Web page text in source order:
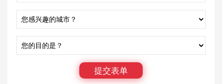
如果您想在新区买一套别墅，James建议等开发商开
发的差不多了您再进入。“当地没有更多土地供开发时
您才能获得资本增值。”他推荐Albion，St.Albans和
Sunshine。但投资房必须靠近公共交通，如果是别
墅，最好靠近公园。一定要考虑租客的人口结构，公
寓必须靠近咖啡馆和餐馆，因为年轻人都想出去吃
饭；家庭住房附近要有公园供孩子玩耍，而且最好有
提交表单